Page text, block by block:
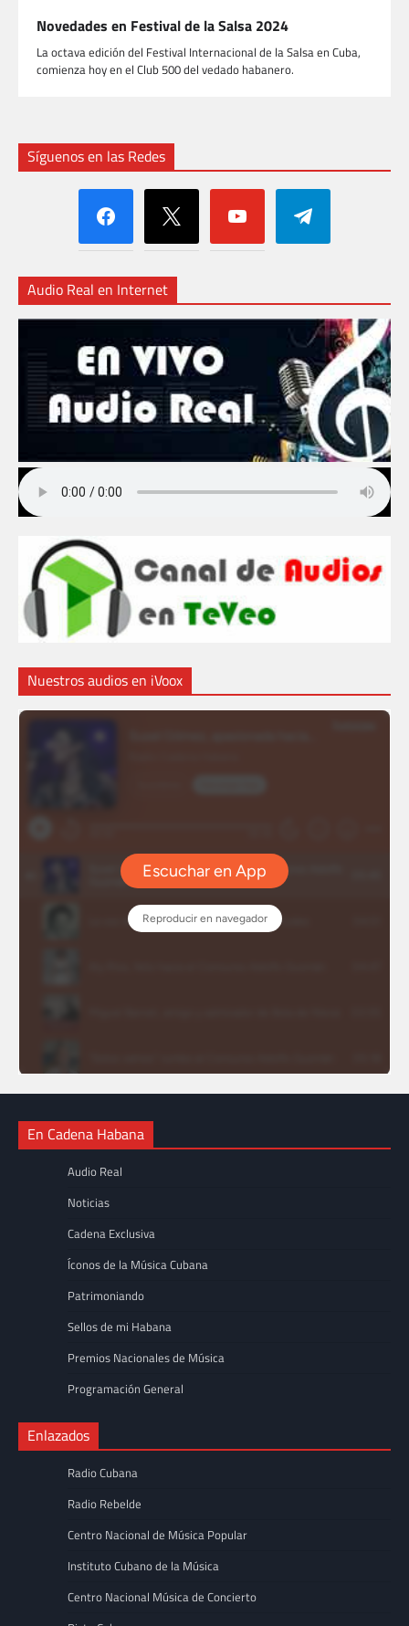
Novedades en Festival de la Salsa 2024
La octava edición del Festival Internacional de la Salsa en Cuba,
comienza hoy en el Club 500 del vedado habanero.
Síguenos en las Redes
facebook x youtube telegram
Audio Real en Internet
Nuestros audios en iVoox
En Cadena Habana
Audio Real
Noticias
Cadena Exclusiva
Íconos de la Música Cubana
Patrimoniando
Sellos de mi Habana
Premios Nacionales de Música
Programación General
Enlazados
Radio Cubana
Radio Rebelde
Centro Nacional de Música Popular
Instituto Cubano de la Música
Centro Nacional Música de Concierto